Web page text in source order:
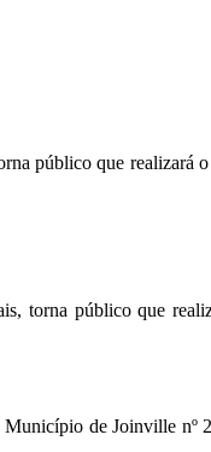
público que realizará
torna público que
de Joinville nº